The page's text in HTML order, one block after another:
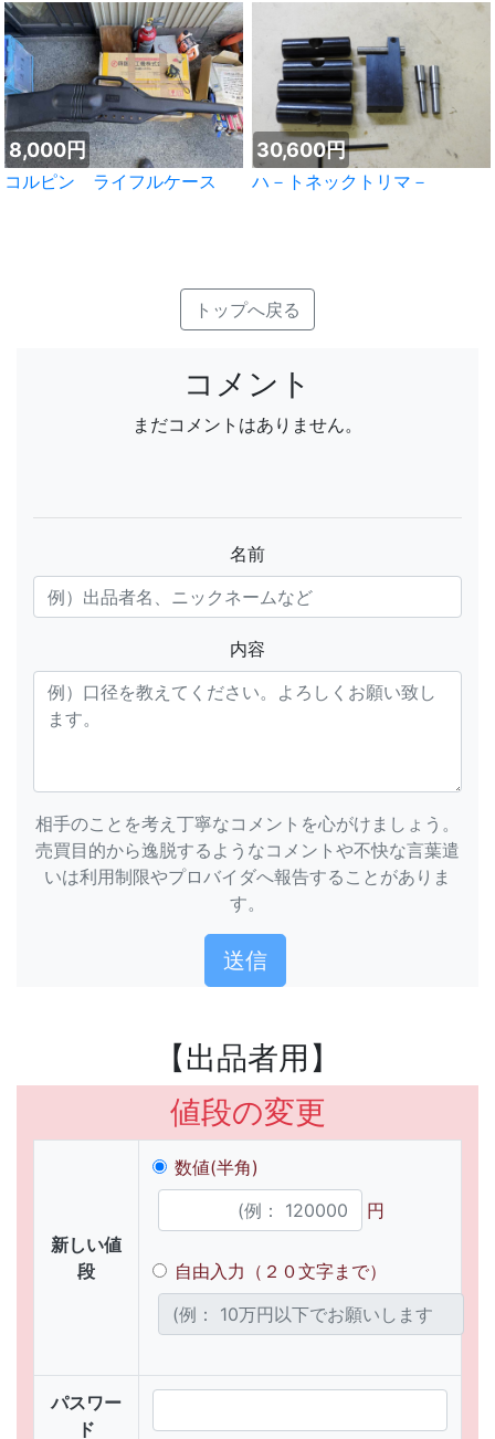
8,000円
コルピン ライフルケース
30,600円
ハ－トネックトリマ－
トップへ戻る
コメント
まだコメントはありません。
名前
内容
相手のことを考え丁寧なコメントを心がけましょう。
売買目的から逸脱するようなコメントや不快な言葉遣
いは利用制限やプロバイダへ報告することがありま
す。
【出品者用】
値段の変更
新しい値
段
数値(半角)
円
自由入力（２０文字まで）
パスワー
ド